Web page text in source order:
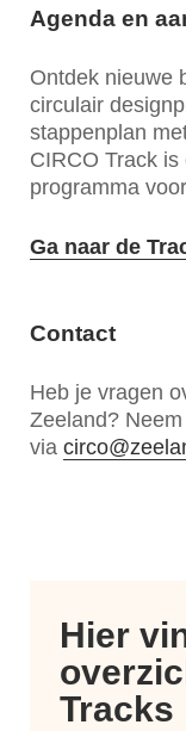
Agenda en
Ontdek nieuwe
circulair
stappenplan
CIRCO Track
programma
Ga naar de
Contact
Heb je vragen
Zeeland?
via
Hier
Tracks